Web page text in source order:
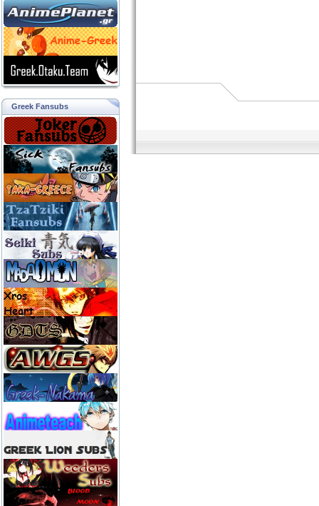
Greek Fansubs